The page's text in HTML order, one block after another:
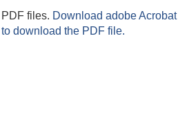
files. Download adobe Acrobat
download the PDF file.